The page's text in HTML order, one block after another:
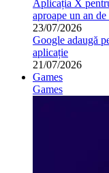
Aplicația X
aproape un an
23/07/2026
Google adaugă
aplicație
21/07/2026
Games
Games